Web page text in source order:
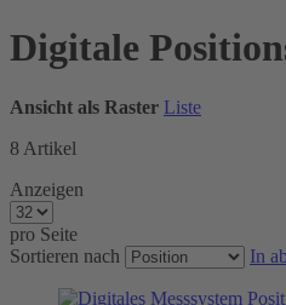
Digitale
Ansicht als Raster Liste
8 Artikel
Anzeigen
pro Seite
Sortieren nach
In